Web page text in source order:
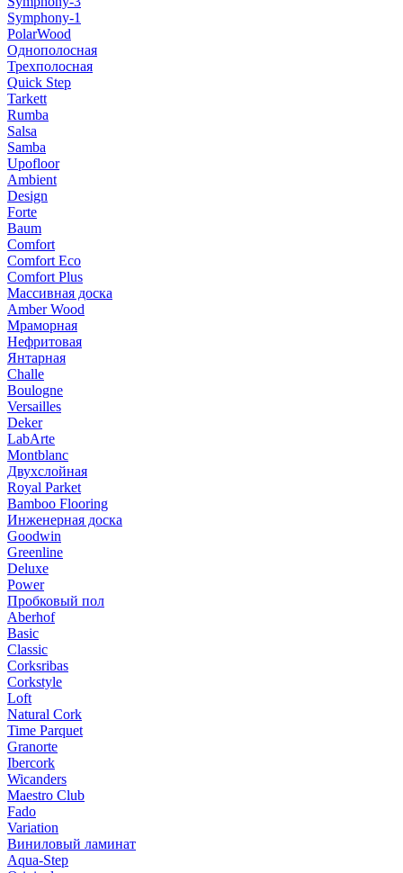
Symphony-1
PolarWood
Однополосная
Трехполосная
Quick Step
Tarkett
Rumba
Salsa
Samba
Upofloor
Ambient
Design
Forte
Baum
Comfort
Comfort Eco
Comfort Plus
Массивная доска
Amber Wood
Мраморная
Нефритовая
Янтарная
Challe
Boulogne
Versailles
Deker
LabArte
Montblanc
Двухслойная
Royal Parket
Bamboo Flooring
Инженерная доска
Goodwin
Greenline
Deluxe
Power
Пробковый пол
Aberhof
Basic
Classic
Corksribas
Corkstyle
Loft
Natural Cork
Time Parquet
Granorte
Ibercork
Wicanders
Мaestro Club
Fado
Variation
Виниловый ламинат
Aqua-Step